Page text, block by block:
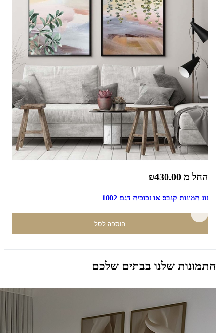
החל מ ₪430.00
זוג תמונות קנבס או זכוכית דגם 1002
הוספה לסל
התמונות שלנו בבתים שלכם